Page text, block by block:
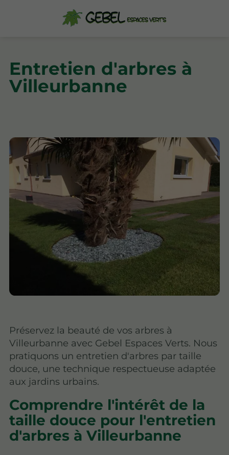
Entretien d'arbres à
Villeurbanne
Préservez la beauté de vos arbres à
Villeurbanne avec Gebel Espaces Verts. Nous
pratiquons un entretien d'arbres par taille
douce, une technique respectueuse adaptée
aux jardins urbains.
Comprendre l'intérêt de la
taille douce pour l'entretien
d'arbres à Villeurbanne